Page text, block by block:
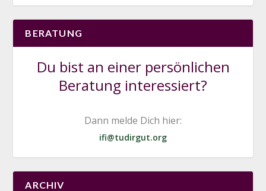
BERATUNG
Du bist an einer persönlichen
Beratung interessiert?
Dann melde Dich hier:
ifi@tudirgut.org
ARCHIV